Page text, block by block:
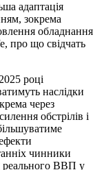
адаптація
зокрема
обладнання
про що свідчать
році
наслідки
через
обстрілів і
чинники
реального ВВП у